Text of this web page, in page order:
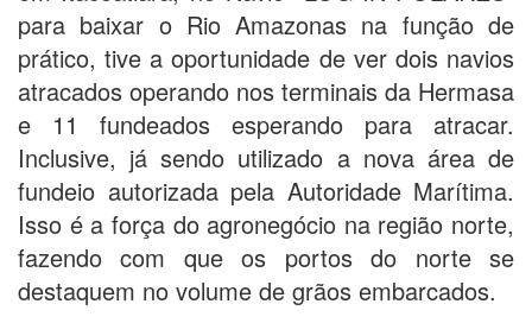
para baixar o Rio Amazonas na função de
prático, tive a oportunidade de ver dois navios
atracados operando nos terminais da Hermasa
e 11 fundeados esperando para atracar.
Inclusive, já sendo utilizado a nova área de
fundeio autorizada pela Autoridade Marítima.
Isso é a força do agronegócio na região norte,
fazendo com que os portos do norte se
destaquem no volume de grãos embarcados.